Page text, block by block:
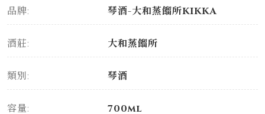
品牌: 琴酒-大和蒸餾所KIKKA
酒莊: 大和蒸餾所
類別: 琴酒
容量: 700ml